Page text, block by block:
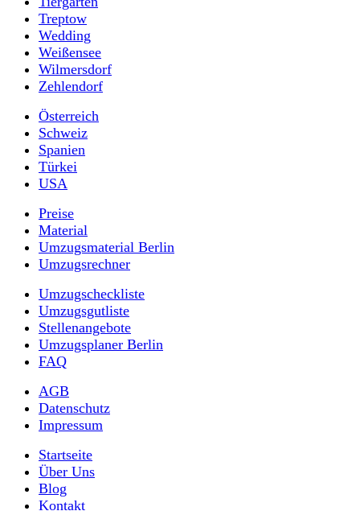
Treptow
Wedding
Weißensee
Wilmersdorf
Zehlendorf
Österreich
Schweiz
Spanien
Türkei
USA
Preise
Material
Umzugsmaterial Berlin
Umzugsrechner
Umzugscheckliste
Umzugsgutliste
Stellenangebote
Umzugsplaner Berlin
FAQ
AGB
Datenschutz
Impressum
Startseite
Über Uns
Blog
Kontakt